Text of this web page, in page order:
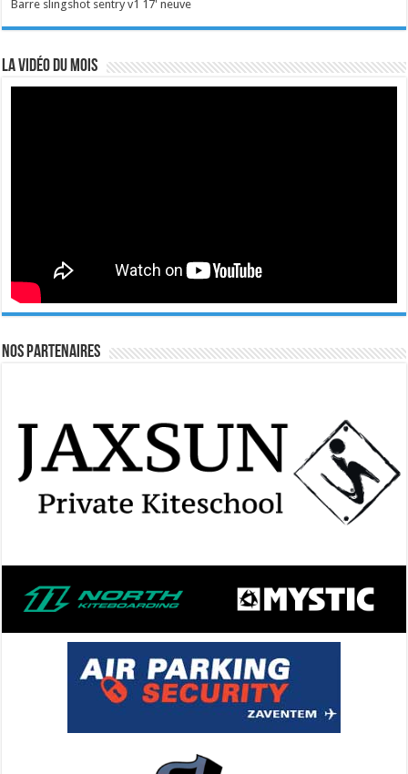
Barre slingshot sentry v1 17' neuve
La vidéo du mois
Nos Partenaires